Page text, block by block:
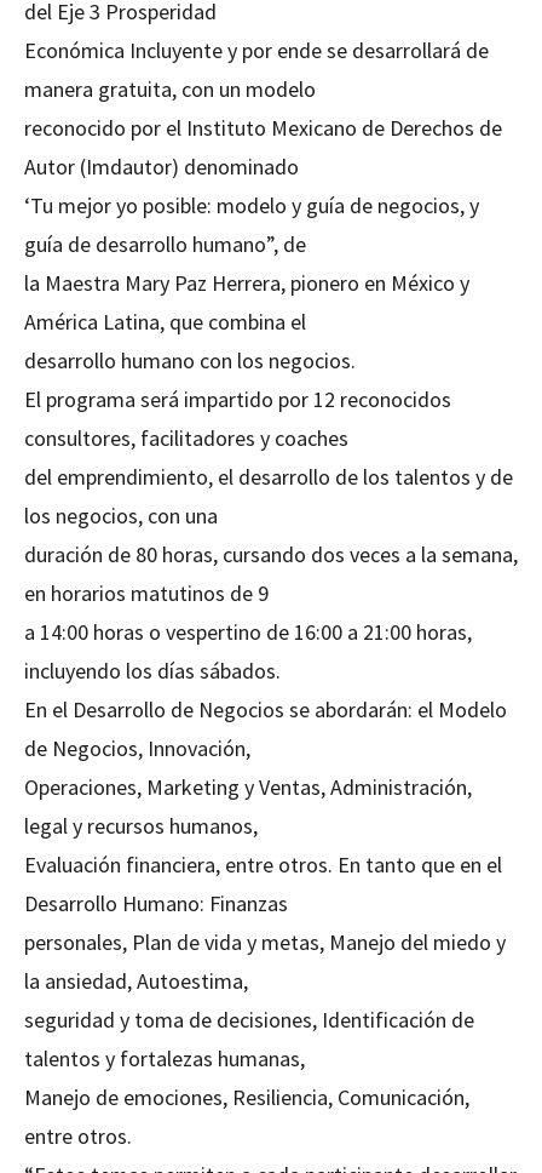
del Eje 3 Prosperidad
Económica Incluyente y por ende se desarrollará de
manera gratuita, con un modelo
reconocido por el Instituto Mexicano de Derechos de
Autor (Imdautor) denominado
‘Tu mejor yo posible: modelo y guía de negocios, y
guía de desarrollo humano”, de
la Maestra Mary Paz Herrera, pionero en México y
América Latina, que combina el
desarrollo humano con los negocios.
El programa será impartido por 12 reconocidos
consultores, facilitadores y coaches
del emprendimiento, el desarrollo de los talentos y de
los negocios, con una
duración de 80 horas, cursando dos veces a la semana,
en horarios matutinos de 9
a 14:00 horas o vespertino de 16:00 a 21:00 horas,
incluyendo los días sábados.
En el Desarrollo de Negocios se abordarán: el Modelo
de Negocios, Innovación,
Operaciones, Marketing y Ventas, Administración,
legal y recursos humanos,
Evaluación financiera, entre otros. En tanto que en el
Desarrollo Humano: Finanzas
personales, Plan de vida y metas, Manejo del miedo y
la ansiedad, Autoestima,
seguridad y toma de decisiones, Identificación de
talentos y fortalezas humanas,
Manejo de emociones, Resiliencia, Comunicación,
entre otros.